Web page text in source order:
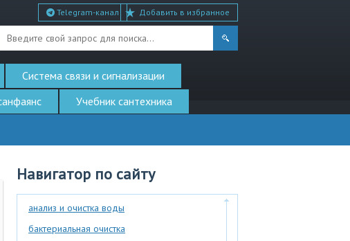
Система связи и сигнализации
Учебник сантехника
Telegram-канал Добавить в избранное
Навигатор по сайту
анализ и очистка воды
бактериальная очистка